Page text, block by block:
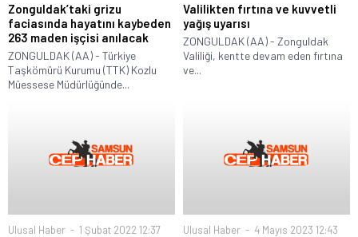
Zonguldak’taki grizu
faciasında hayatını kaybeden
263 maden işçisi anılacak
ZONGULDAK (AA) - Türkiye
Taşkömürü Kurumu (TTK) Kozlu
Müessese Müdürlüğünde...
Valilikten fırtına ve kuvvetli
yağış uyarısı
ZONGULDAK (AA) - Zonguldak
Valiliği, kentte devam eden fırtına
ve...
Ulusal Haber 1 Şubat 2022 12:37 Ulusal Haber 4 Mayıs 2023 12:43